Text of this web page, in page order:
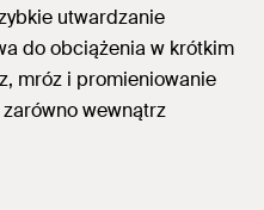
utwardzanie
do obciążenia w krótkim
mróz i promieniowanie
wewnątrz